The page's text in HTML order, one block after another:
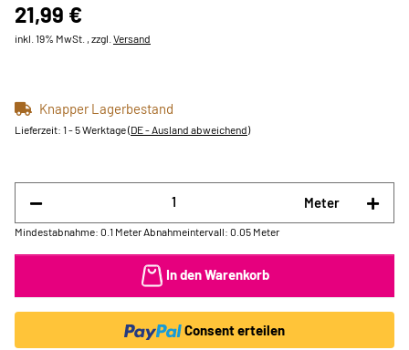
21,99 €
inkl. 19% MwSt. , zzgl. Versand
Knapper Lagerbestand
Lieferzeit: 1 - 5 Werktage(DE - Ausland abweichend)
Meter
Mindestabnahme: 0.1 Meter Abnahmeintervall: 0.05 Meter
In den Warenkorb
Consent erteilen